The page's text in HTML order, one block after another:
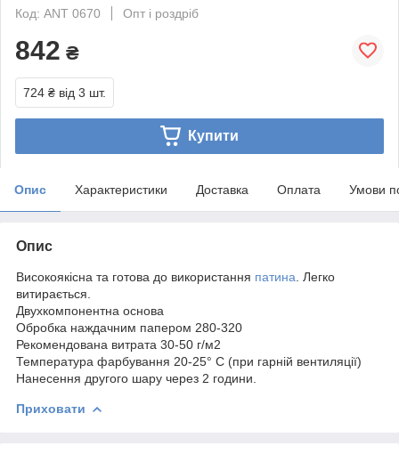
Код: ANT 0670
Опт і роздріб
842 ₴
724 ₴ від 3 шт.
Купити
Опис Характеристики Доставка Оплата Умови
Опис
Високоякісна та готова до використання патина . Легко
витирається.
Двухкомпонентна основа
Обробка наждачним папером 280-320
Рекомендована витрата 30-50 г/м2
Температура фарбування 20-25° C (при гарній вентиляції)
Нанесення другого шару через 2 години.
Приховати